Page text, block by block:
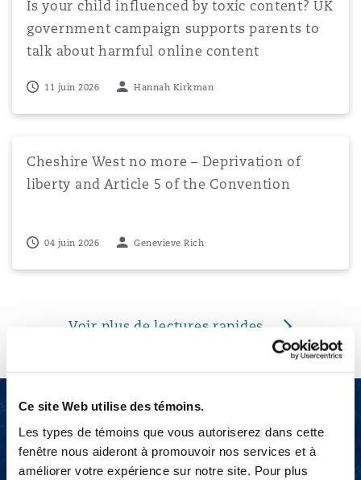
Ce site Web utilise des témoins.
Les types de témoins que vous autoriserez dans cette
fenêtre nous aideront à promouvoir nos services et à
améliorer votre expérience sur notre site. Pour plus
Is your child influenced by toxic content? UK
government campaign supports parents to
talk about harmful online content
11 juin 2026 Hannah Kirkman
Cheshire West no more – Deprivation of
liberty and Article 5 of the Convention
04 juin 2026 Genevieve Rich
Voir plus de lectures rapides
Notre équipe consacrée
aux blessures